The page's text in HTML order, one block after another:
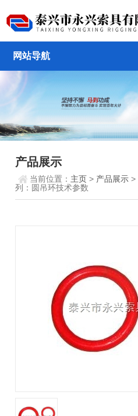
网站导航
产品展示
当前位置： 主页 > 产品展示 >
列：圆吊环技术参数